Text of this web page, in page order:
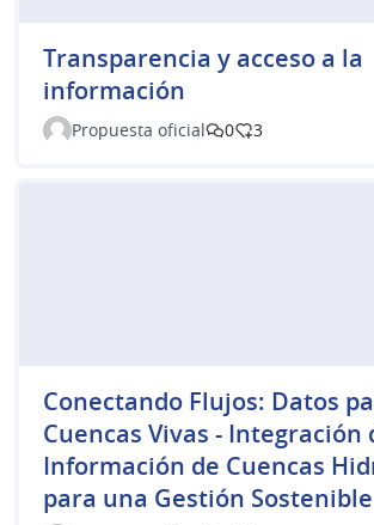
Transparencia y acceso a la
información
Propuesta oficial 0 3
Conectando Flujos: Datos
Cuencas Vivas - Integración
Información de Cuencas
para una Gestión Sostenible